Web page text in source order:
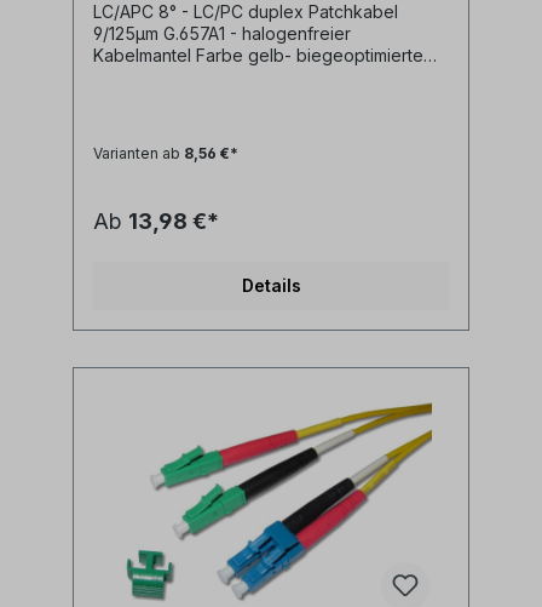
LC/APC 8° - LC/PC duplex Patchkabel
9/125µm G.657A1 - halogenfreier
Kabelmantel Farbe gelb- biegeoptimierte
(rot/schwarz) Technische Daten: Kabeltyp:
Glasfaser LWL duplex Patchkabel I-
(halogenfrei)LWL Faser: singlemode
9/125µm OS2 G.657A1
siehe Längenauswahlfeld oder Sonderlänge
auf AnfrageLWL-Stecker A: LC/APC
Ports Synonyme: fiber optic patchcord,
Glasfaser Anschlusskabel, LWL Patch Kabel,
Lichtwellenleiter Patchkabel, LC/APC jumper
Varianten ab 8,56 €*
Ab 13,98 €*
Details